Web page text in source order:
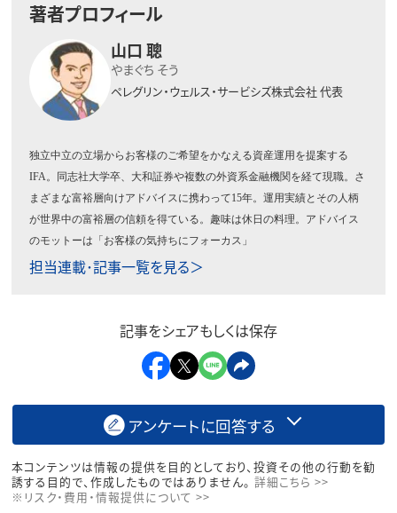
著者プロフィール
山口 聰
やまぐち そう
ペレグリン・ウェルス・サービシズ株式会社 代表
独立中立の立場からお客様のご希望をかなえる資産運用を提案する
IFA。同志社大学卒、大和証券や複数の外資系金融機関を経て現職。さ
まざまな富裕層向けアドバイスに携わって15年。運用実績とその人柄
が世界中の富裕層の信頼を得ている。趣味は休日の料理。アドバイス
のモットーは「お客様の気持ちにフォーカス」
担当連載･記事一覧を見る＞
記事をシェアもしくは保存
アンケートに回答する
本コンテンツは情報の提供を目的としており、投資その他の行動を勧
誘する目的で、作成したものではありません。 詳細こちら >>
※リスク・費用・情報提供について >>